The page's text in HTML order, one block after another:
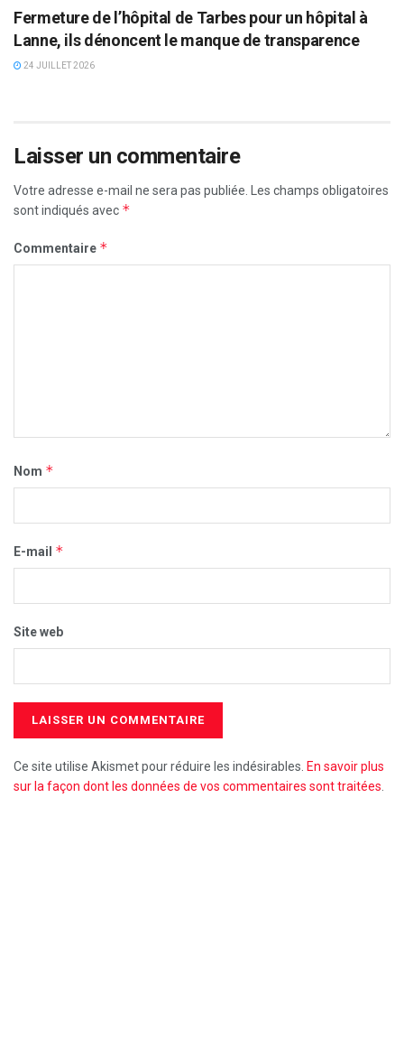
Fermeture de l’hôpital de Tarbes pour un hôpital à
Lanne, ils dénoncent le manque de transparence
24 JUILLET 2026
Laisser un commentaire
Votre adresse e-mail ne sera pas publiée.
Les champs obligatoires
sont indiqués avec *
Commentaire *
Nom *
E-mail *
Site web
Ce site utilise Akismet pour réduire les indésirables. En savoir plus
sur la façon dont les données de vos commentaires sont traitées